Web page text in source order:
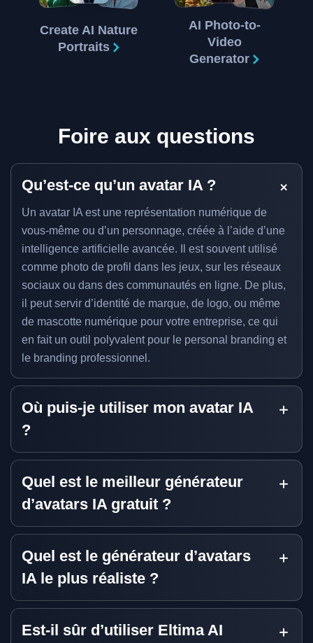
Create AI Nature
Portraits
AI Photo-to-
Video
Generator
Foire aux questions
Qu’est-ce qu’un avatar IA ?
Un avatar IA est une représentation numérique de
vous-même ou d’un personnage, créée à l’aide d’une
intelligence artificielle avancée. Il est souvent utilisé
comme photo de profil dans les jeux, sur les réseaux
sociaux ou dans des communautés en ligne. De plus,
il peut servir d’identité de marque, de logo, ou même
de mascotte numérique pour votre entreprise, ce qui
en fait un outil polyvalent pour le personal branding et
le branding professionnel.
Où puis-je utiliser mon avatar IA
?
Quel est le meilleur générateur
d’avatars IA gratuit ?
Quel est le générateur d’avatars
IA le plus réaliste ?
Est-il sûr d’utiliser Eltima AI